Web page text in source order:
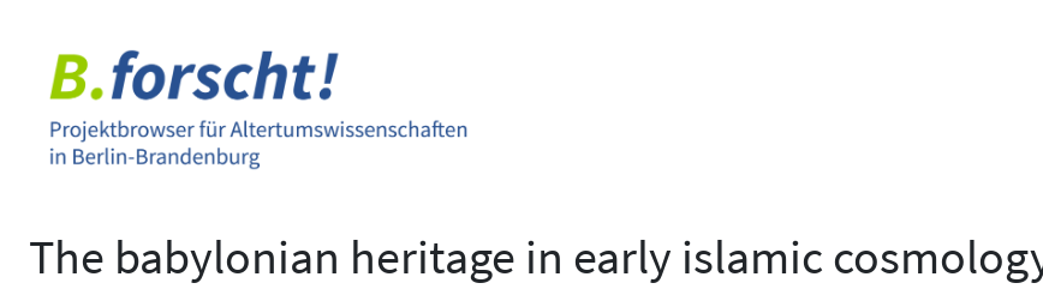
springen
The babylonian heritage in early islamic